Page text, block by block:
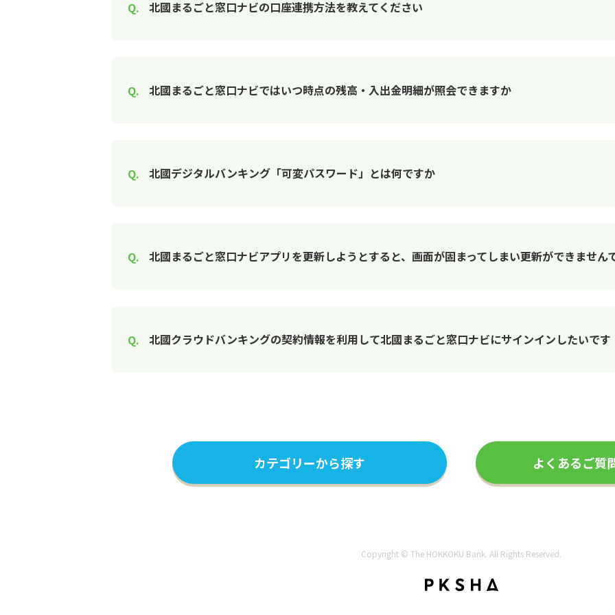
北國まるごと窓口ナビの口座連携方法を教えてください
北國まるごと窓口ナビではいつ時点の残高・入出金明細が照会できますか
北國デジタルバンキング「可変パスワード」とは何ですか
北國まるごと窓口ナビアプリを更新しようとすると、画面が固まってしまい更新ができません
北國クラウドバンキングの契約情報を利用して北國まるごと窓口ナビにサインインしたいです
カテゴリーから探す よくあるご質
Copyright © The HOKKOKU Bank. All Rights Reserved.